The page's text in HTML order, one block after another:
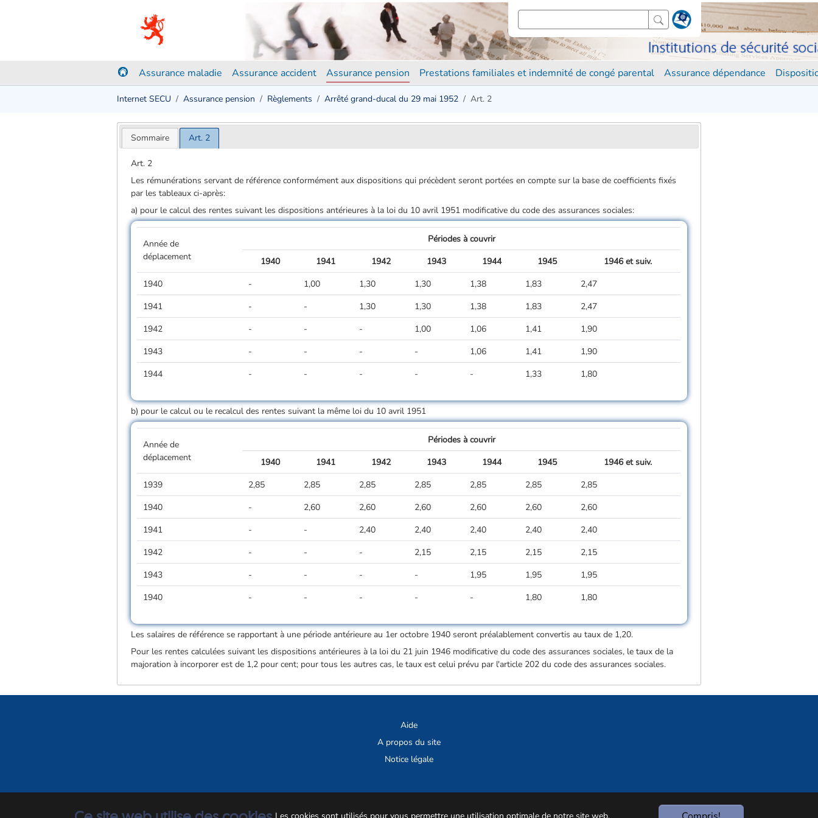
Assurance maladie Assurance accident Assurance pension Prestations familiales et indemnité de congé parental Assurance dépendance
Internet SECU Assurance pension Règlements Arrêté grand-ducal du 29 mai 1952 Art. 2
Sommaire Art. 2
Art. 2
Les rémunérations servant de référence conformément aux dispositions qui précèdent seront portées en compte sur la base de coefficients fixés
par les tableaux ci­-après:
a) pour le calcul des rentes suivant les dispositions antérieures à la loi du 10 avril 1951 modificative du code des assurances sociales:
Année de
déplacement
Périodes à couvrir
1940
1941 1942 1943 1944 1945
1946 et suiv.
1940
- 1,00 1,30 1,30 1,38 1,83
2,47
1941
- - 1,30 1,30 1,38 1,83
2,47
1942
- - - 1,00 1,06 1,41
1,90
1943
- - - - 1,06 1,41
1,90
1944
- - - - - 1,33 1,80
b) pour le calcul ou le recalcul des rentes suivant la même loi du 10 avril 1951
Année de
déplacement
Périodes à couvrir
1940
1941 1942 1943 1944 1945
1946 et suiv.
1939
2,85 2,85 2,85 2,85 2,85 2,85
2,85
1940
- 2,60 2,60 2,60 2,60 2,60
2,60
1941
- - 2,40 2,40 2,40 2,40
2,40
1942
- - - 2,15 2,15 2,15
2,15
1943
- - - - 1,95 1,95
1,95
1940
- - - - - 1,80 1,80
Les salaires de référence se rapportant à une période antérieure au 1er octobre 1940 seront préalablement convertis au taux de 1,20.
Pour les rentes calculées suivant les dispositions antérieures à la loi du 21 juin 1946 modificative du code des assurances sociales, le taux de la
majoration à incorporer est de 1,2 pour cent; pour tous les autres cas, le taux est celui prévu par l'article 202 du code des assurances sociales.
Aide
A propos du site
Notice légale